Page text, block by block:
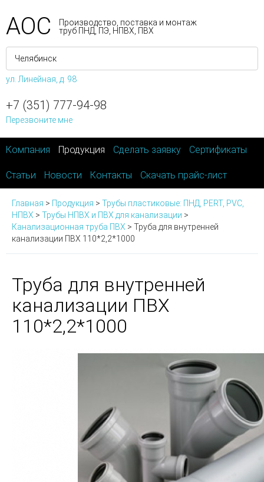
АОС
Производство, поставка и монтаж
труб ПНД, ПЭ, НПВХ, ПВХ
ул. Линейная, д. 98
+7 (351) 777-94-98
Перезвоните мне
Компания Продукция Сделать заявку Сертификаты
Статьи Новости Контакты Скачать прайс-лист
Главная > Продукция > Трубы пластиковые: ПНД, PERT, PVC,
НПВХ > Трубы НПВХ и ПВХ для канализации >
Канализационная труба ПВХ > Труба для внутренней
канализации ПВХ 110*2,2*1000
Труба для внутренней
канализации ПВХ
110*2,2*1000